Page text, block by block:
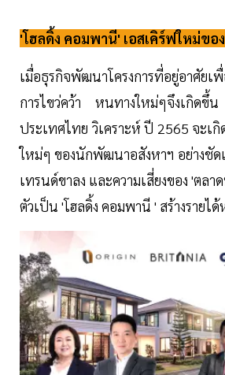
'โฮลดิ้ง คอมพานี' เอสเคิร์ฟใหม่ข
เมื่อธุรกิจพัฒนาโครงการที่อยู่อาศัยเ
การไขว่คว้า หนทางใหม่ๆจึงเกิด
ประเทศไทย วิเคราะห์ ปี 2565 จะเ
ใหม่ๆ ของนักพัฒนาอสังหาฯ อย่างชั
เทรนด์ขาลง และความเสี่ยงของ 'ตล
ตัวเป็น 'โฮลดิ้ง คอมพานี ' สร้างรายได้